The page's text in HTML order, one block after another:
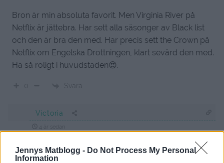
Jennys Matblogg - Do Not Process My Personal
Information
Bron är min absoluta favorit. Men Virginia River på
Netflix är jättebra. Har sett alla säsonger av Black list
och den är bra den med. Har precis sett the Crown på
Netflix om Engelska Drottningen, klart sevärd den med.
Ha så roligt i huvudstaden😍.
Svara
Victoria
4 år sedan
Rekommenderar Kastanjemannen på Netflix!😱